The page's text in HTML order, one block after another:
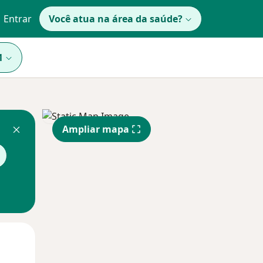
Entrar Você atua na área da saúde?
Ampliar mapa